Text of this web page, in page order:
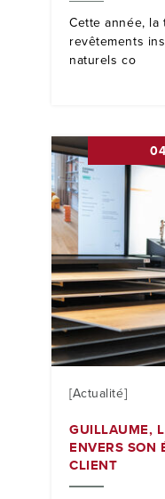
Cette année, la
revêtements
naturels co
[Actualité]
GUILLAUME,
ENVERS SON
CLIENT